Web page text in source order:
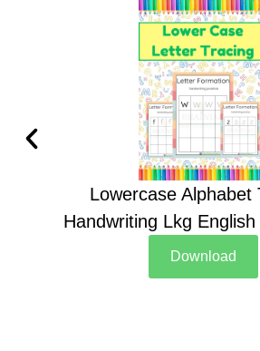
Lowercase Alphabet
Handwriting Lkg
Download